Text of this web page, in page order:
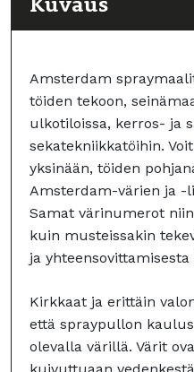
Amsterdam
töiden tekoon,
ulkotiloissa, kerros- ja
sekatekniikkatöihin.
yksinään, töiden
Amsterdam-värien ja -
Samat värinumerot
kuin musteissakin
ja yhteensovittamisesta
Kirkkaat ja erittäin
että spraypullon
olevalla värillä. Värit